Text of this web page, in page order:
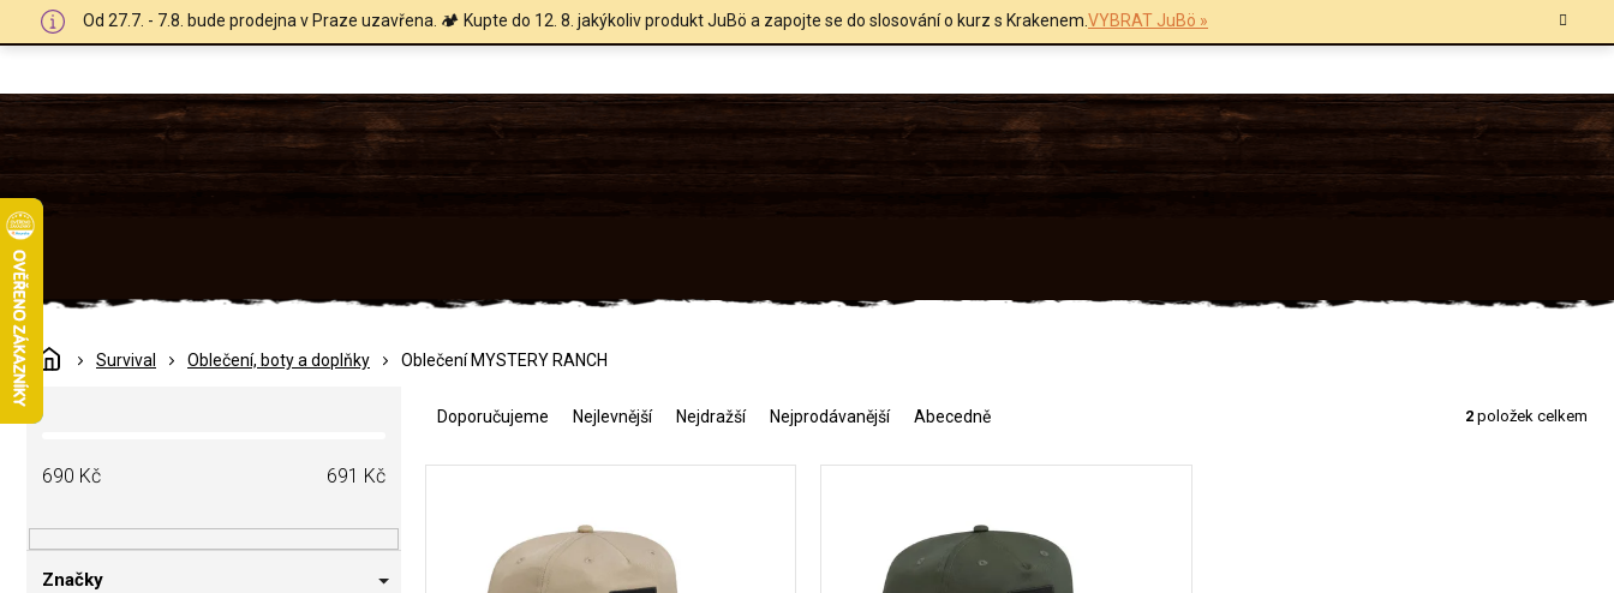
Od 27.7. - 7.8. bude prodejna v Praze uzavřena. 🏕️ Kupte do 12. 8. jakýkoliv produkt JuBö a zapojte se do slosování o kurz s Krakenem.VYBRAT JuBö »
DomůSurvival Oblečení, boty a doplňky Oblečení MYSTERY RANCH
P
o
a
n
690 Kč 691 Kč
Značky
e
Doporučujeme Nejlevnější Nejdražší Nejprodávanější Abecedně 2 položek celkem